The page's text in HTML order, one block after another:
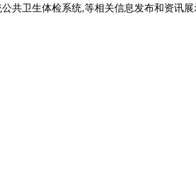
共卫生体检系统,等相关信息发布和资讯展